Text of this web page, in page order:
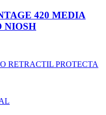
420 MEDIA
NIOSH